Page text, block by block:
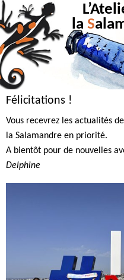
la S
Félicitations !
Vous recevrez les actualités
la Salamandre en priorité.
A bientôt pour de nouvelles
Delphine